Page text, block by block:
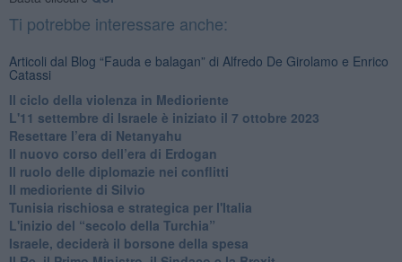
Ti potrebbe interessare anche:
Articoli dal Blog “Fauda e balagan” di Alfredo De Girolamo e Enrico
Catassi
Il ciclo della violenza in Medioriente
L'11 settembre di Israele è iniziato il 7 ottobre 2023
Resettare l’era di Netanyahu
​Il nuovo corso dell’era di Erdogan
Il ruolo delle diplomazie nei conflitti
Il medioriente di Silvio
Tunisia rischiosa e strategica per l'Italia
L'inizio del “secolo della Turchia”
Israele, deciderà il borsone della spesa